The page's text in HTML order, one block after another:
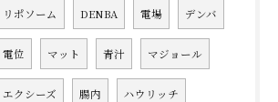
リポソーム DENBA 電場 デンバ
電位 マット 青汁 マジョール
エクシーズ 腸内 ハウリッチ